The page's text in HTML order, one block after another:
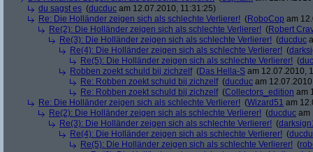
du sagst es (ducduc am 12.07.2010, 11:31:25)
Re: Die Holländer zeigen sich als schlechte Verlierer! (RoboCop am
Re(2): Die Holländer zeigen sich als schlechte Verlierer! (Robert
Re(3): Die Holländer zeigen sich als schlechte Verlierer! (ducduc
Re(4): Die Holländer zeigen sich als schlechte Verlierer! (
Re(5): Die Holländer zeigen sich als schlechte Verlierer! (
Robben zoekt schuld bij zichzelf(Das Hella-S am 12.07.2010,
Re: Robben zoekt schuld bij zichzelf(ducduc am
Re: Robben zoekt schuld bij zichzelf(Collectors_edition am
Re: Die Holländer zeigen sich als schlechte Verlierer! (Wizard51 am
Re(2): Die Holländer zeigen sich als schlechte Verlierer! (ducduc am
Re(3): Die Holländer zeigen sich als schlechte Verlierer! (
Re(4): Die Holländer zeigen sich als schlechte Verlierer! (
Re(5): Die Holländer zeigen sich als schlechte Verlierer! (